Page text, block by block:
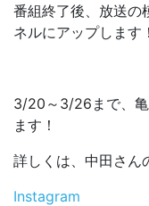
番組終了後、放送の
ネルにアップします！
3/20～3/26まで、
ます！
詳しくは、中田さん
Instagram